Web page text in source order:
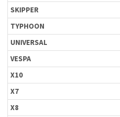
SKIPPER
TYPHOON
UNIVERSAL
VESPA
X10
X7
X8